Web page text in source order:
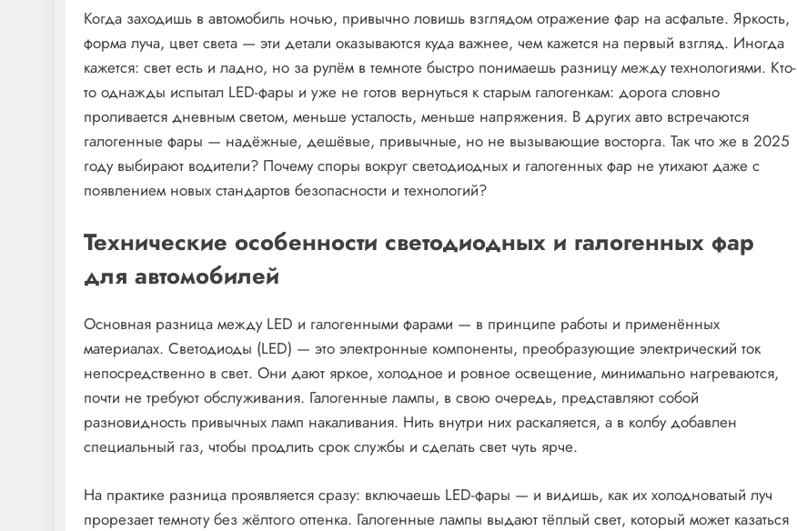
Когда заходишь в автомобиль ночью, привычно ловишь взглядом отражение фар на асфальте. Яркость,
форма луча, цвет света — эти детали оказываются куда важнее, чем кажется на первый взгляд. Иногда
кажется: свет есть и ладно, но за рулём в темноте быстро понимаешь разницу между технологиями. Кто-
то однажды испытал LED-фары и уже не готов вернуться к старым галогенкам: дорога словно
проливается дневным светом, меньше усталость, меньше напряжения. В других авто встречаются
галогенные фары — надёжные, дешёвые, привычные, но не вызывающие восторга. Так что же в 2025
году выбирают водители? Почему споры вокруг светодиодных и галогенных фар не утихают даже с
появлением новых стандартов безопасности и технологий?
Технические особенности светодиодных и галогенных фар
для автомобилей
Основная разница между LED и галогенными фарами — в принципе работы и применённых
материалах. Светодиоды (LED) — это электронные компоненты, преобразующие электрический ток
непосредственно в свет. Они дают яркое, холодное и ровное освещение, минимально нагреваются,
почти не требуют обслуживания. Галогенные лампы, в свою очередь, представляют собой
разновидность привычных ламп накаливания. Нить внутри них раскаляется, а в колбу добавлен
специальный газ, чтобы продлить срок службы и сделать свет чуть ярче.
На практике разница проявляется сразу: включаешь LED-фары — и видишь, как их холодноватый луч
прорезает темноту без жёлтого оттенка. Галогенные лампы выдают тёплый свет, который может казаться